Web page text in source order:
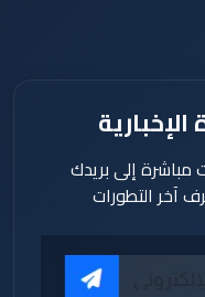
مباشرة إلى بريدك
آخر التطورات